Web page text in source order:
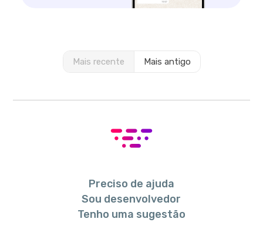
Mais recente Mais antigo
Preciso de ajuda
Sou desenvolvedor
Tenho uma sugestão